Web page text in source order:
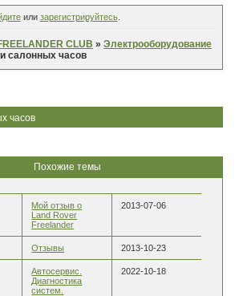
или зарегистрируйтесь.
CLUB »Электрооборудование
салонных часов
часов
Похожие темы
Мой отзыв о
Land Rover
Freelander
2013-07-06
Отзывы 2013-10-23
Автосервис.
Диагностика
систем.
2022-10-18